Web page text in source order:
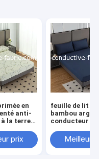
en
anti-
à la terre
prix
feuille de lit en
bambou
conducteur de
Meilleur